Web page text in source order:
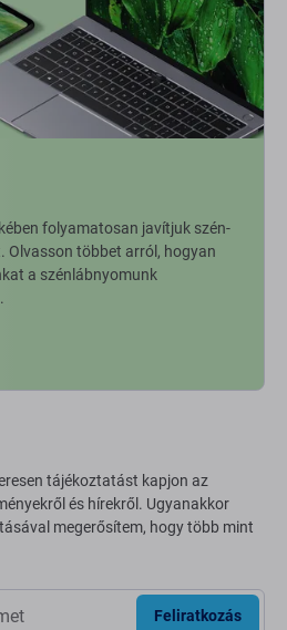
folyamatosan javítjuk szén-
Olvasson többet arról, hogyan
a szénlábnyomunk
tájékoztatást kapjon az
és hírekről. Ugyanakkor
megerősítem, hogy több mint
Feliratkozás